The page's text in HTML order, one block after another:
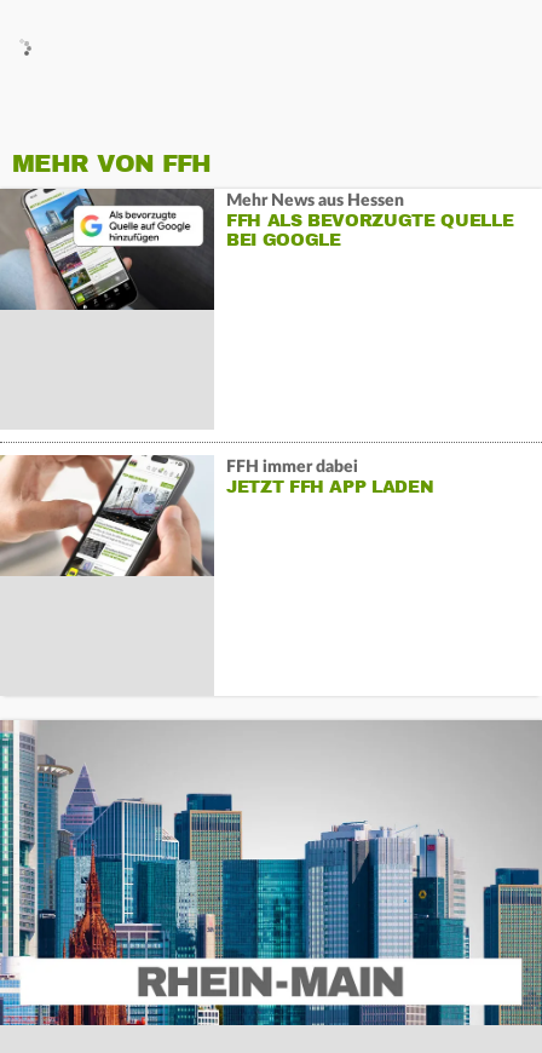
MEHR VON FFH
Mehr News aus Hessen
FFH ALS BEVORZUGTE QUELLE
BEI GOOGLE
FFH immer dabei
JETZT FFH APP LADEN